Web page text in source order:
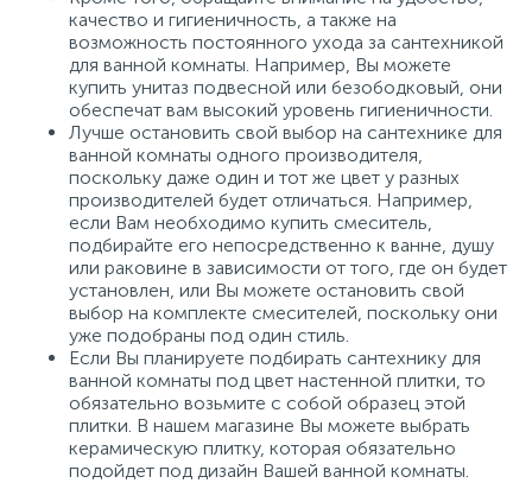
качество и гигиеничность, а также на
возможность постоянного ухода за сантехникой
для ванной комнаты. Например, Вы можете
купить унитаз подвесной или безободковый, они
обеспечат вам высокий уровень гигиеничности.
Лучше остановить свой выбор на сантехнике для
ванной комнаты одного производителя,
поскольку даже один и тот же цвет у разных
производителей будет отличаться. Например,
если Вам необходимо купить смеситель,
подбирайте его непосредственно к ванне, душу
или раковине в зависимости от того, где он будет
установлен, или Вы можете остановить свой
выбор на комплекте смесителей, поскольку они
уже подобраны под один стиль.
Если Вы планируете подбирать сантехнику для
ванной комнаты под цвет настенной плитки, то
обязательно возьмите с собой образец этой
плитки. В нашем магазине Вы можете выбрать
керамическую плитку, которая обязательно
подойдет под дизайн Вашей ванной комнаты.